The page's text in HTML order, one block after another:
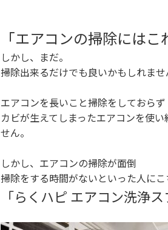
「エアコンの掃除にはこ
しかし、まだ。
掃除出来るだけでも良いかもしれませ
エアコンを長いこと掃除をしておらず
カビが生えてしまったエアコンを使
せん。
しかし、エアコンの掃除が面倒
掃除をする時間がないといった人に
「らくハピ エアコン洗浄ス